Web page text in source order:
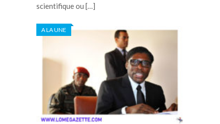
scientifique ou […]
A LA UNE